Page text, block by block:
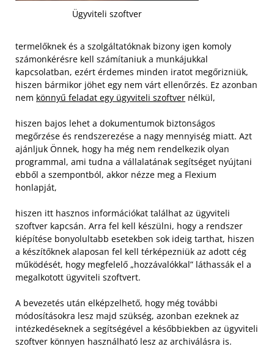
Ügyviteli szoftver
termelőknek és a szolgáltatóknak bizony igen komoly
számonkérésre kell számítaniuk a munkájukkal
kapcsolatban, ezért érdemes minden iratot megőrizniük,
hiszen bármikor jöhet egy nem várt ellenőrzés. Ez azonban
nem könnyű feladat egy ügyviteli szoftver nélkül,
hiszen bajos lehet a dokumentumok biztonságos
megőrzése és rendszerezése a nagy mennyiség miatt. Azt
ajánljuk Önnek, hogy ha még nem rendelkezik olyan
programmal, ami tudna a vállalatának segítséget nyújtani
ebből a szempontból, akkor nézze meg a Flexium
honlapját,
hiszen itt hasznos információkat találhat az ügyviteli
szoftver kapcsán. Arra fel kell készülni, hogy a rendszer
kiépítése bonyolultabb esetekben sok ideig tarthat, hiszen
a készítőknek alaposan fel kell térképezniük az adott cég
működését, hogy megfelelő „hozzávalókkal” láthassák el a
megalkotott ügyviteli szoftvert.
A bevezetés után elképzelhető, hogy még további
módosításokra lesz majd szükség, azonban ezeknek az
intézkedéseknek a segítségével a későbbiekben az ügyviteli
szoftver könnyen használható lesz az archiválásra is.